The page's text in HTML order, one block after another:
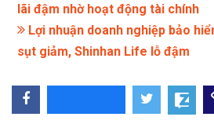
lãi đậm nhờ hoạt động tài chính
Lợi nhuận doanh nghiệp bảo
sụt giảm, Shinhan Life lỗ đậm